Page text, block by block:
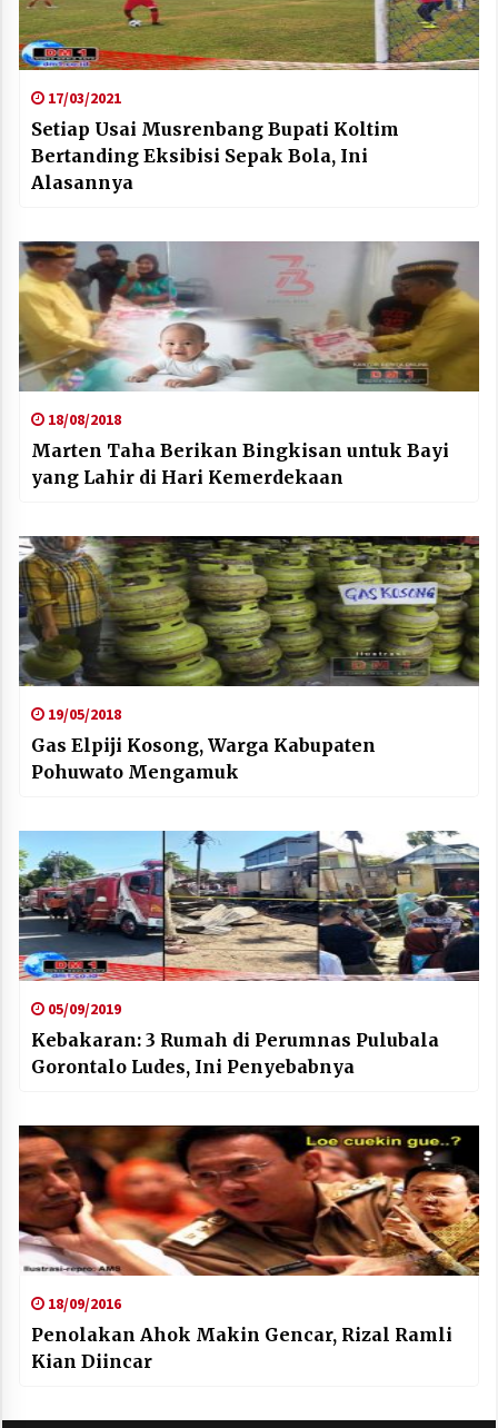
17/03/2021
Setiap Usai Musrenbang Bupati Koltim
Bertanding Eksibisi Sepak Bola, Ini
Alasannya
18/08/2018
Marten Taha Berikan Bingkisan untuk Bayi
yang Lahir di Hari Kemerdekaan
19/05/2018
Gas Elpiji Kosong, Warga Kabupaten
Pohuwato Mengamuk
05/09/2019
Kebakaran: 3 Rumah di Perumnas Pulubala
Gorontalo Ludes, Ini Penyebabnya
18/09/2016
Penolakan Ahok Makin Gencar, Rizal Ramli
Kian Diincar